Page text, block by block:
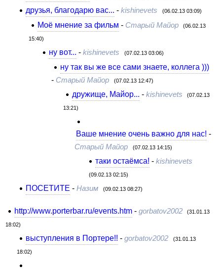
друзья, благодарю вас... -kishinevets (06.02.13 03:09)
Моё мнение за фильм - Старый Майор (06.02.13
15:40)
ну вот... - kishinevets (07.02.13 03:06)
ну так вы же все сами знаете, коллега )))
- Старый Майор (07.02.13 12:47)
дружище, Майор... - kishinevets (07.02.13
13:21)
Ваше мнение очень важно для нас! -
Старый Майор (07.02.13 14:15)
таки остаёмса! - kishinevets
(09.02.13 02:15)
ПОСЕТИТЕ -Назим (09.02.13 08:27)
http://www.porterbar.ru/events.htm- gorbatov2002 (31.01.13
18:02)
выступления в Портере!! -gorbatov2002 (31.01.13
18:02)